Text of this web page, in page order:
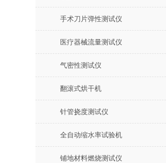
手术刀片弹性测试仪
医疗器械流量测试仪
气密性测试仪
翻滚式烘干机
针管挠度测试仪
全自动缩水率试验机
铺地材料燃烧测试仪